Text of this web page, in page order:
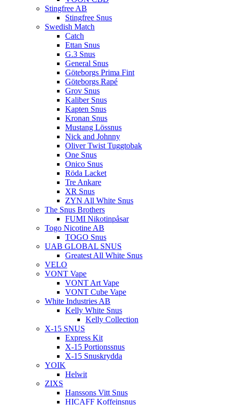
Stingfree AB
Stingfree Snus
Swedish Match
Catch
Ettan Snus
G.3 Snus
General Snus
Göteborgs Prima Fint
Göteborgs Rapé
Grov Snus
Kaliber Snus
Kapten Snus
Kronan Snus
Mustang Lössnus
Nick and Johnny
Oliver Twist Tuggtobak
One Snus
Onico Snus
Röda Lacket
Tre Ankare
XR Snus
ZYN All White Snus
The Snus Brothers
FUMI Nikotinpåsar
Togo Nicotine AB
TOGO Snus
UAB GLOBAL SNUS
Greatest All White Snus
VELO
VONT Vape
VONT Art Vape
VONT Cube Vape
White Industries AB
Kelly White Snus
Kelly Collection
X-15 SNUS
Express Kit
X-15 Portionssnus
X-15 Snuskrydda
YOIK
Helwit
ZIXS
Hanssons Vitt Snus
HICAFF Koffeinsnus